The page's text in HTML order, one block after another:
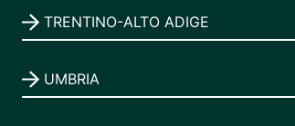
TRENTINO-ALTO ADIGE
UMBRIA